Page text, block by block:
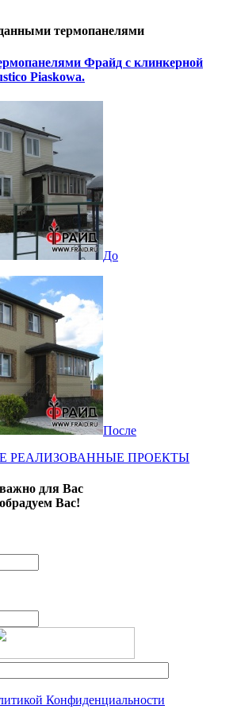
термопанелями
Фрайд с клинкерной
Piaskowa.
До
После
РЕАЛИЗОВАННЫЕ ПРОЕКТЫ
для Вас
Вас!
Конфиденциальности